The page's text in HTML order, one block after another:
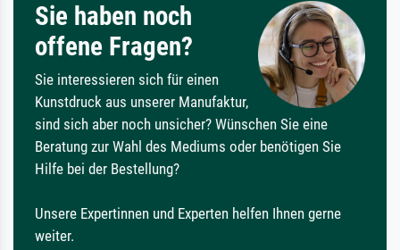
Sie haben noch
offene Fragen?
Sie interessieren sich für einen
Kunstdruck aus unserer Manufaktur,
sind sich aber noch unsicher? Wünschen Sie eine
Beratung zur Wahl des Mediums oder benötigen Sie
Hilfe bei der Bestellung?
Unsere Expertinnen und Experten helfen Ihnen gerne
weiter.